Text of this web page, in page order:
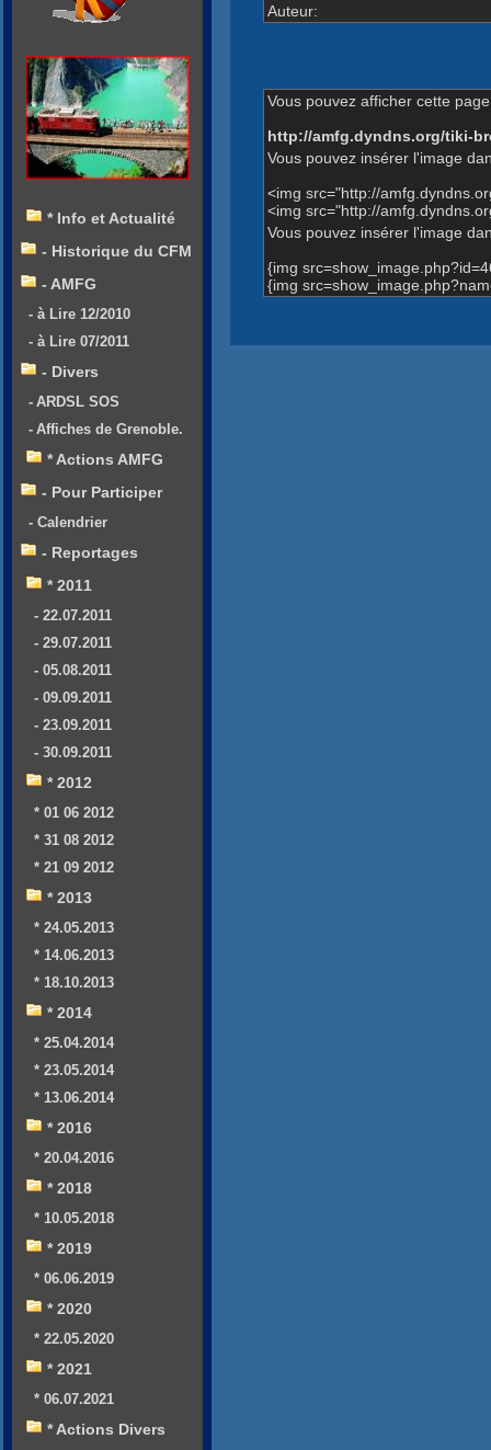
Auteur:
Vous pouvez afficher cette
http://amfg.dyndns.org/tiki-
Vous pouvez insérer l'image
<img src="http://
<img src="http://
Vous pouvez insérer l'image
{img
{img
* Info et Actualité
- Historique du CFM
- AMFG
- à Lire 12/2010
- à Lire 07/2011
- Divers
- ARDSL SOS
- Affiches de Grenoble.
* Actions AMFG
- Pour Participer
- Calendrier
- Reportages
* 2011
- 22.07.2011
- 29.07.2011
- 05.08.2011
- 09.09.2011
- 23.09.2011
- 30.09.2011
* 2012
* 01 06 2012
* 31 08 2012
* 21 09 2012
* 2013
* 24.05.2013
* 14.06.2013
* 18.10.2013
* 2014
* 25.04.2014
* 23.05.2014
* 13.06.2014
* 2016
* 20.04.2016
* 2018
* 10.05.2018
* 2019
* 06.06.2019
* 2020
* 22.05.2020
* 2021
* 06.07.2021
* Actions Divers